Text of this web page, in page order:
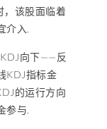
，该股面临着
介入.
向下——反
KDJ指标金
的运行方向
参与.